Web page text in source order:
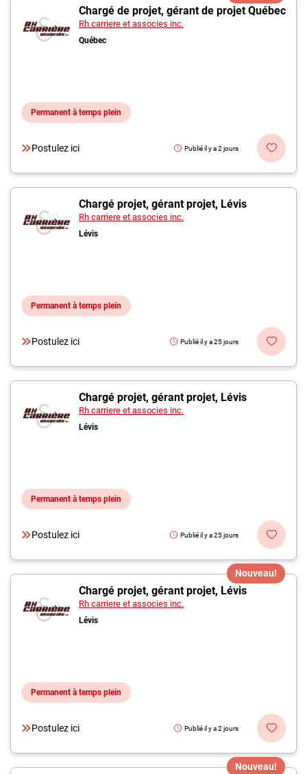
Chargé de projet, gérant de projet Québec
Rh carriere et associes inc.
Québec
Permanent à temps plein
Postulez ici Publié il y a 2 jours
Chargé projet, gérant projet, Lévis
Rh carriere et associes inc.
Lévis
Permanent à temps plein
Postulez ici Publié il y a 25 jours
Chargé projet, gérant projet, Lévis
Rh carriere et associes inc.
Lévis
Permanent à temps plein
Postulez ici Publié il y a 25 jours
Nouveau!
Chargé projet, gérant projet, Lévis
Rh carriere et associes inc.
Lévis
Permanent à temps plein
Postulez ici Publié il y a 2 jours
Nouveau!